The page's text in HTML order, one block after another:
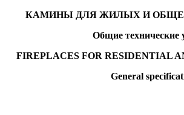
КАМИНЫ ДЛЯ ЖИЛЫХ И
Общие технические
FIREPLACES FOR RESIDENTIAL
General